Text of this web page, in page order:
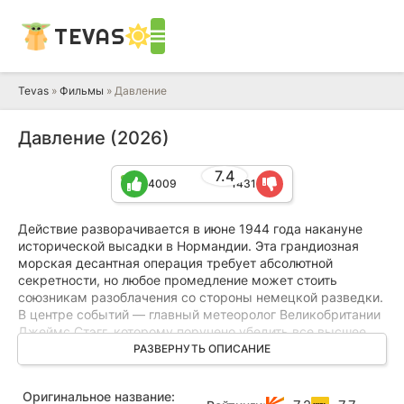
TEVAS
Tevas » Фильмы » Давление
Давление (2026)
7.4
4009 1431
Действие разворачивается в июне 1944 года накануне
исторической высадки в Нормандии. Эта грандиозная
морская десантная операция требует абсолютной
секретности, но любое промедление может стоить
союзникам разоблачения со стороны немецкой разведки.
В центре событий — главный метеоролог Великобритании
Джеймс Стэгг, которому поручено убедить все высшее
командование, включая генерала Эйзенхауэра, принять
рискованное решение, основанное на его новаторских
РАЗВЕРНУТЬ ОПИСАНИЕ
Оригинальное название: